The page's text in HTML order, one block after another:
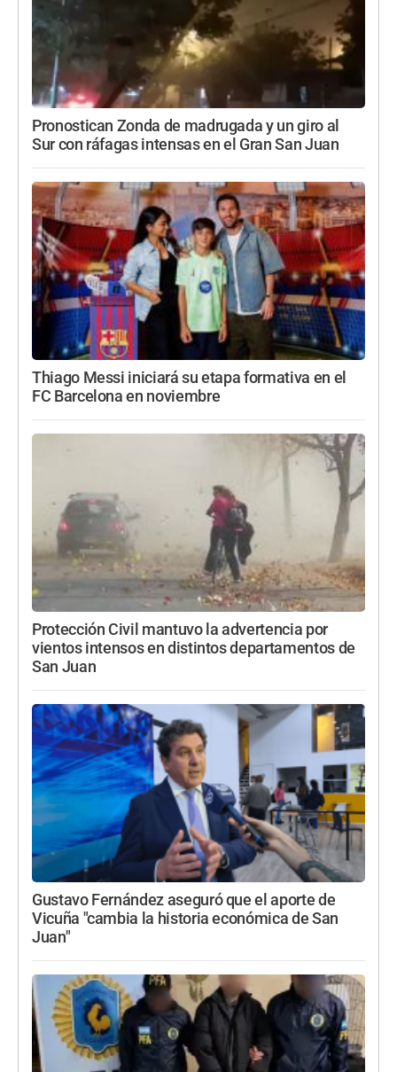
Pronostican Zonda de madrugada y un giro al
Sur con ráfagas intensas en el Gran San Juan
Thiago Messi iniciará su etapa formativa en el
FC Barcelona en noviembre
Protección Civil mantuvo la advertencia por
vientos intensos en distintos departamentos de
San Juan
Gustavo Fernández aseguró que el aporte de
Vicuña "cambia la historia económica de San
Juan"